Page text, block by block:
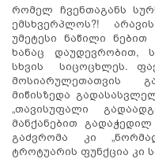
რომელ ჩვენთაგანს
ემსხვერპლოს?!
უმეტესი ნაწილი
ხანაც დაუდევრობით,
სხვის სიცოცხლეს.
მოსიარულეთათვის
მიწისზედა
„თავისუფალი
მანქანებით
გაძვრომა კი
ტროტუარის ფუნქცია